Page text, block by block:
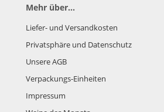
Mehr über...
Liefer- und Versandkosten
Privatsphäre und Datenschutz
Unsere AGB
Verpackungs-Einheiten
Impressum